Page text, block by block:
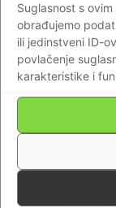
Suglasnost s
obrađujemo
ili jedinstveni ID-
povlačenje
karakteristike i
Crna kronika
Njemački
dovoljno
Braniteljski portal -